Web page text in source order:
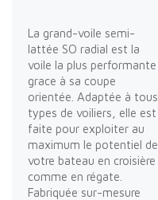
La grand-voile semi-
lattée SO radial est la
voile la plus performante
grace à sa coupe
orientée. Adaptée à tous
types de voiliers, elle est
faite pour exploiter au
maximum le potentiel de
votre bateau en croisière
comme en régate.
Fabriquée sur-mesure